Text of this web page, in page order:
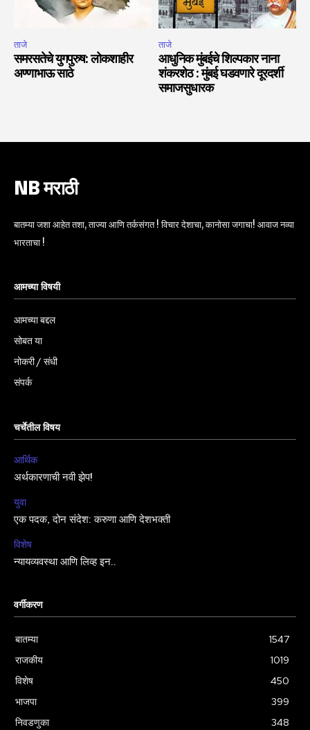
ताजे
समरसतेचे युगपुरुष: लोकशाहीर
अण्णाभाऊ साठे
ताजे
आधुनिक मुंबईचे शिल्पकार नाना
शंकरशेठ : मुंबई घडवणारे दूरदर्शी
समाजसुधारक
NB मराठी
बातम्या जशा आहेत तशा, ताज्या आणि तर्कसंगत ! विचार देशाचा, कानोसा जगाचा! आवाज नव्या
भारताचा !
आमच्या विषयी
आमच्या बद्दल
सोबत या
नोकरी / संधी
संपर्क
चर्चेतील विषय
आर्थिक
अर्थकारणाची नवी झेप!
युवा
एक पदक, दोन संदेश: करुणा आणि देशभक्ती
विशेष
न्यायव्यवस्था आणि लिव्ह इन..
वर्गीकरण
बातम्या
1547
राजकीय
1019
विशेष
450
भाजपा
399
निवडणुका
348